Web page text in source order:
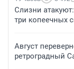
Слизни
три копеечных
Август
ретроградный